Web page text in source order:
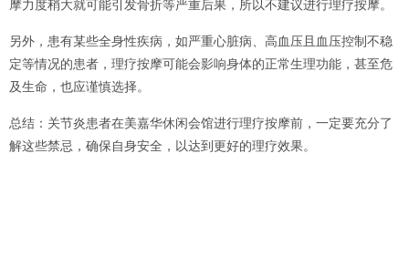
摩力度稍大就可能引发骨折等严重后果，所以不建议进行理疗按摩。
另外，患有某些全身性疾病，如严重心脏病、高血压且血压控制不稳
定等情况的患者，理疗按摩可能会影响身体的正常生理功能，甚至危
及生命，也应谨慎选择。
总结：关节炎患者在美嘉华休闲会馆进行理疗按摩前，一定要充分了
解这些禁忌，确保自身安全，以达到更好的理疗效果。